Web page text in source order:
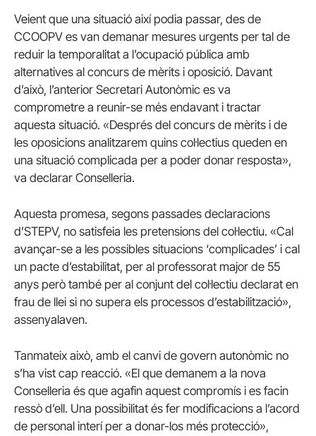
Veient que una situació així podia passar, des de
CCOOPV es van demanar mesures urgents per tal de
reduir la temporalitat a l’ocupació pública amb
alternatives al concurs de mèrits i oposició. Davant
d’això, l’anterior Secretari Autonòmic es va
comprometre a reunir-se més endavant i tractar
aquesta situació. «Després del concurs de mèrits i de
les oposicions analitzarem quins col·lectius queden en
una situació complicada per a poder donar resposta»,
va declarar Conselleria.
Aquesta promesa, segons passades declaracions
d’STEPV, no satisfeia les pretensions del col·lectiu. «Cal
avançar-se a les possibles situacions ‘complicades’ i cal
un pacte d’estabilitat, per al professorat major de 55
anys però també per al conjunt del col·lectiu declarat en
frau de llei si no supera els processos d’estabilització»,
assenyalaven.
Tanmateix això, amb el canvi de govern autonòmic no
s’ha vist cap reacció. «El que demanem a la nova
Conselleria és que agafin aquest compromís i es facin
ressò d’ell. Una possibilitat és fer modificacions a l’acord
de personal interí per a donar-los més protecció»,